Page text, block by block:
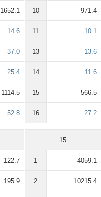
1652.1
14.6
37.0
25.4
1114.5
52.8
10 971.4
11 10.1
13 13.6
14 11.6
15 566.5
16 27.2
122.7
195.9
15
1 4059.1
2 10215.4